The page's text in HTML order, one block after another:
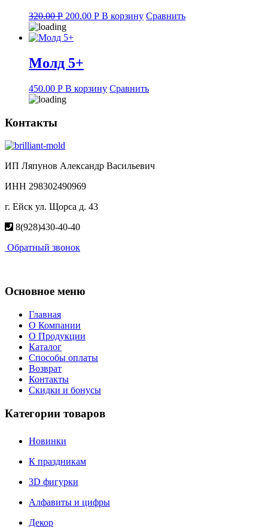
320.00Р Original
price
was:
200.00 РCurrent
В корзину Сравнить
Молд 5+
450.00 Р В корзину Сравнить
Контакты
ИП Ляпунов Александр Васильевич
ИНН 298302490969
г. Ейск ул. Щорса д. 43
8(928)430-40-40
Обратный звонок
Основное меню
Главная
О Компании
О Продукции
Каталог
Способы оплаты
Возврат
Контакты
Скидки и бонусы
Категории товаров
Новинки
К праздникам
3D фигурки
Алфавиты и цифры
Декор